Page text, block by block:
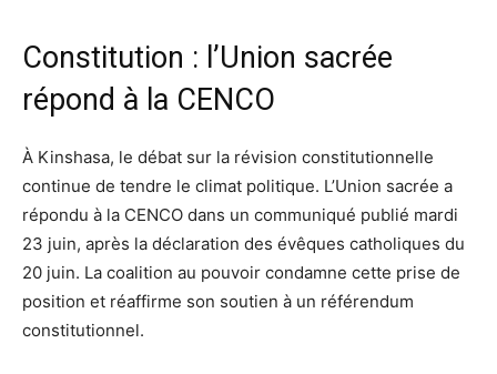
Constitution : l’Union sacrée
répond à la CENCO
À Kinshasa, le débat sur la révision constitutionnelle
continue de tendre le climat politique. L’Union sacrée a
répondu à la CENCO dans un communiqué publié mardi
23 juin, après la déclaration des évêques catholiques du
20 juin. La coalition au pouvoir condamne cette prise de
position et réaffirme son soutien à un référendum
constitutionnel.